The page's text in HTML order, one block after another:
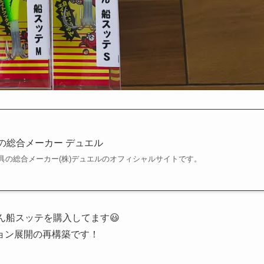
総合メーカー デュエル
の総合メーカー(株)デュエルのオフィシャルサイトです。
船スッテを購入してます😃
展開の再構築です！